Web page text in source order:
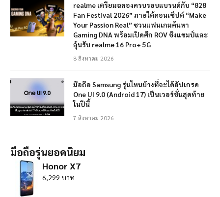
realme เตรียมฉลองครบรอบแบรนด์กับ “828
Fan Festival 2026” ภายใต้คอนเซ็ปต์ “Make
Your Passion Real” ชวนแฟนเกมค้นหา
Gaming DNA พร้อมเปิดศึก ROV ชิงแชมป์และ
ลุ้นรับ realme 16 Pro+ 5G
8 สิงหาคม 2026
มือถือ Samsung รุ่นไหนบ้างที่จะได้อัปเกรด
One UI 9.0 (Android 17) เป็นเวอร์ชั่นสุดท้าย
ในปีนี้
7 สิงหาคม 2026
มือถือรุ่นยอดนิยม
Honor X7
6,299 บาท